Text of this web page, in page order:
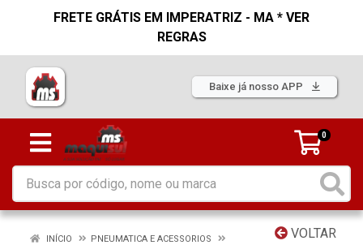
FRETE GRÁTIS EM IMPERATRIZ - MA * VER
REGRAS
Baixe já nosso APP
0
VOLTAR
INÍCIO
PNEUMATICA E ACESSORIOS